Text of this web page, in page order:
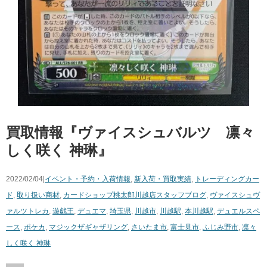
買取情報『ヴァイスシュバルツ 凛々
しく咲く ​神琳』
2022/02/04| イベント・予約・入荷情報, 新入荷・買取実績, トレーディングカー
ド, 取り扱い商材, カードショップ桃太郎川越店スタッフブログ, ヴァイスシュヴ
ァルツ トレカ , 遊戯王, デュエマ, 埼玉県, 川越市, 川越駅, 本川越駅, デュエルスペ
ース, ポケカ , マジックザギャザリング, さいたま市, 富士見市, ふじみ野市, 凛々
しく咲く ​神琳